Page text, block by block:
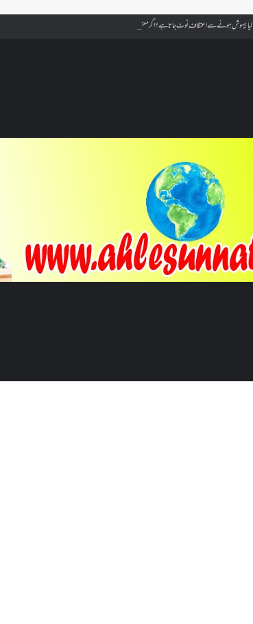
کیا بیہوش ہونے سے اعتکاف ٹوٹ جاتا ہے؟ اگر معتکف کو احتلام ہو جائے تو کیا اس کا اعتکاف ٹوٹ جائے گا؟فنائے مسجد